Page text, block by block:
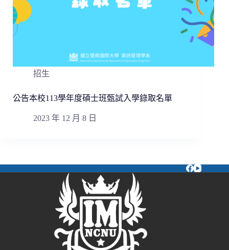
招生
公告本校113學年度碩士班甄試入學錄取名單
2023 年 12 月 8 日